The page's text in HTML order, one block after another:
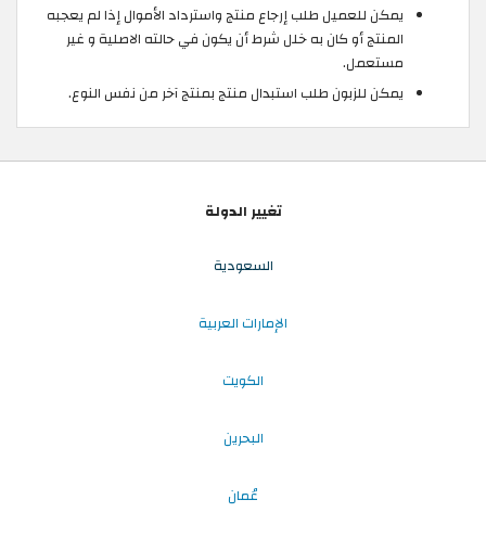
يمكن للعميل طلب إرجاع منتج واسترداد الأموال إذا لم يعجبه
المنتج أو كان به خلل شرط أن يكون في حالته الاصلية و غير
مستعمل.
يمكن للزبون طلب استبدال منتج بمنتج آخر من نفس النوع.
تغيير الدولة
السعودية
الإمارات العربية
الكويت
البحرين
عُمان